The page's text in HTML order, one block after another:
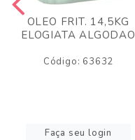
OLEO FRIT. 14,5KG
ELOGIATA ALGODAO
Código: 63632
Faça seu login